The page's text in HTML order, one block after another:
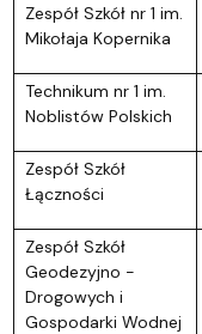
Zespół Szkół nr 1 im.
Mikołaja Kopernika
Technikum nr 1 im.
Noblistów Polskich
Zespół Szkół
Łączności
Zespół Szkół
Geodezyjno -
Drogowych i
Gospodarki Wodnej